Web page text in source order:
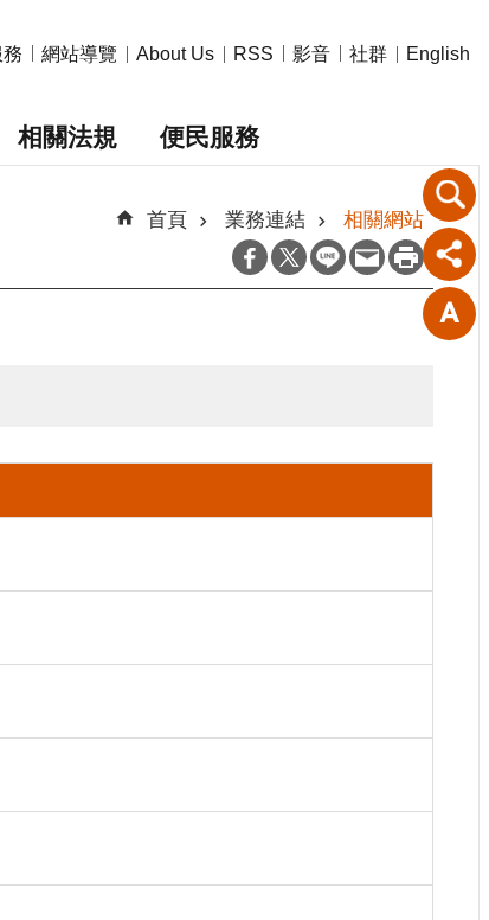
網站導覽 About Us RSS 影音 社群 English
相關法規 便民服務
首頁 業務連結 相關網站